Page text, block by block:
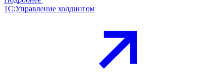
1С:Управление холдингом